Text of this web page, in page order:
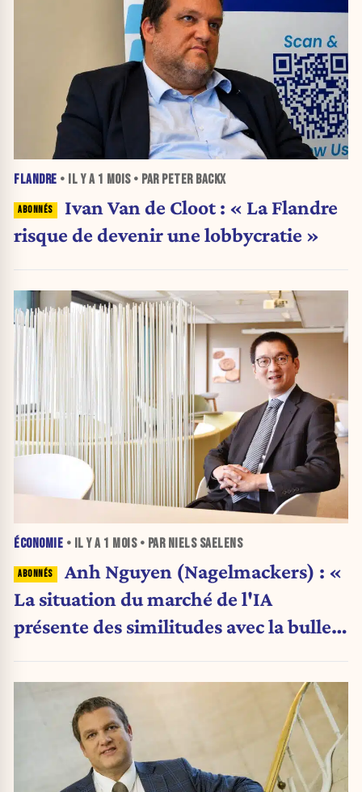
FLANDRE • IL Y A 1 MOIS• PAR PETER BACKX
Ivan Van de Cloot : « La Flandre
risque de devenir une lobbycratie »
ÉCONOMIE • IL Y A 1 MOIS• PAR NIELS SAELENS
Anh Nguyen (Nagelmackers) : «
La situation du marché de l'IA
présente des similitudes avec la bulle